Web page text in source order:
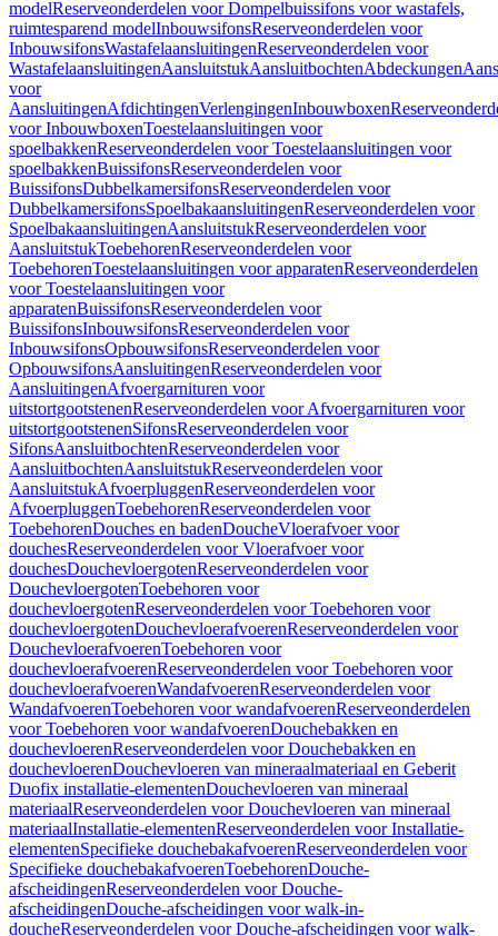
modelReserveonderdelen voor Dompelbuissifons voor wastafels,
ruimtesparend modelInbouwsifonsReserveonderdelen voor
InbouwsifonsWastafelaansluitingenReserveonderdelen voor
WastafelaansluitingenAansluitstukAansluitbochtenAbdeckungen
voor
AansluitingenAfdichtingenVerlengingenInbouwboxen
voor InbouwboxenToestelaansluitingen voor
spoelbakkenReserveonderdelen voor Toestelaansluitingen voor
spoelbakkenBuissifonsReserveonderdelen voor
BuissifonsDubbelkamersifonsReserveonderdelen voor
DubbelkamersifonsSpoelbakaansluitingenReserveonderdelen voor
SpoelbakaansluitingenAansluitstukReserveonderdelen voor
AansluitstukToebehorenReserveonderdelen voor
ToebehorenToestelaansluitingen voor apparatenReserveonderdelen
voor Toestelaansluitingen voor
apparatenBuissifonsReserveonderdelen voor
BuissifonsInbouwsifonsReserveonderdelen voor
InbouwsifonsOpbouwsifonsReserveonderdelen voor
OpbouwsifonsAansluitingenReserveonderdelen voor
AansluitingenAfvoergarnituren voor
uitstortgootstenenReserveonderdelen voor Afvoergarnituren voor
uitstortgootstenenSifonsReserveonderdelen voor
SifonsAansluitbochtenReserveonderdelen voor
AansluitbochtenAansluitstukReserveonderdelen voor
AansluitstukAfvoerpluggenReserveonderdelen voor
AfvoerpluggenToebehorenReserveonderdelen voor
ToebehorenDouches en badenDoucheVloerafvoer voor
douchesReserveonderdelen voor Vloerafvoer voor
douchesDouchevloergotenReserveonderdelen voor
DouchevloergotenToebehoren voor
douchevloergotenReserveonderdelen voor Toebehoren voor
douchevloergotenDouchevloerafvoerenReserveonderdelen voor
DouchevloerafvoerenToebehoren voor
douchevloerafvoerenReserveonderdelen voor Toebehoren voor
douchevloerafvoerenWandafvoerenReserveonderdelen voor
WandafvoerenToebehoren voor wandafvoerenReserveonderdelen
voor Toebehoren voor wandafvoerenDouchebakken en
douchevloerenReserveonderdelen voor Douchebakken en
douchevloerenDouchevloeren van mineraalmateriaal en Geberit
Duofix installatie-elementenDouchevloeren van mineraal
materiaalReserveonderdelen voor Douchevloeren van mineraal
materiaalInstallatie-elementenReserveonderdelen voor Installatie-
elementenSpecifieke douchebakafvoerenReserveonderdelen voor
Specifieke douchebakafvoerenToebehorenDouche-
afscheidingenReserveonderdelen voor Douche-
afscheidingenDouche-afscheidingen voor walk-in-
doucheReserveonderdelen voor Douche-afscheidingen voor walk-